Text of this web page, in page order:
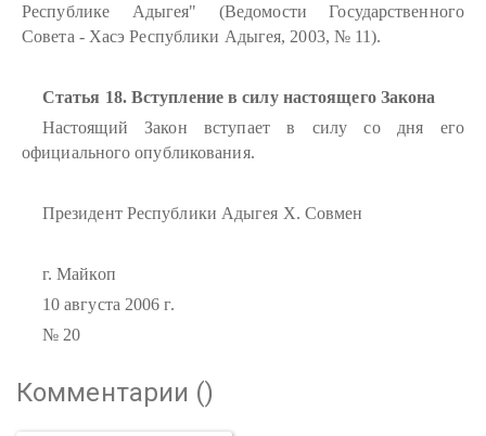
Республике Адыгея" (Ведомости Государственного
Совета - Хасэ Республики Адыгея, 2003, № 11).
Статья 18. Вступление в силу настоящего Закона
Настоящий Закон вступает в силу со дня его
официального опубликования.
Президент Республики Адыгея X. Совмен
г. Майкоп
10 августа 2006 г.
№ 20
Комментарии ()